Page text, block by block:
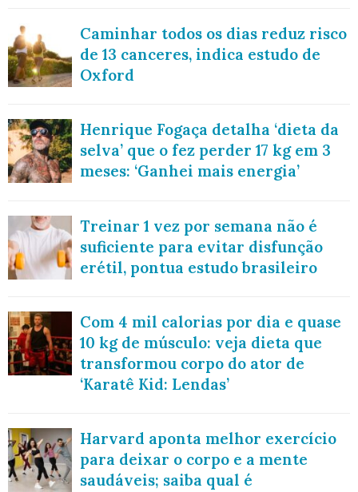
Caminhar todos os dias reduz risco
de 13 canceres, indica estudo de
Oxford
Henrique Fogaça detalha ‘dieta da
selva’ que o fez perder 17 kg em 3
meses: ‘Ganhei mais energia’
Treinar 1 vez por semana não é
suficiente para evitar disfunção
erétil, pontua estudo brasileiro
Com 4 mil calorias por dia e quase
10 kg de músculo: veja dieta que
transformou corpo do ator de
‘Karatê Kid: Lendas’
Harvard aponta melhor exercício
para deixar o corpo e a mente
saudáveis; saiba qual é